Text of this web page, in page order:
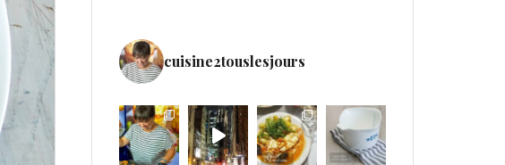
cuisine2touslesjours